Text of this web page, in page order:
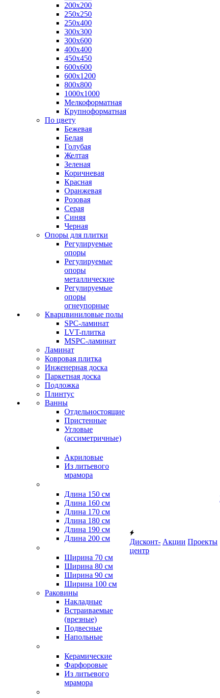
200х200
250х250
250х400
300х300
300х600
400х400
450х450
600х600
600х1200
800х800
1000х1000
Мелкоформатная
Крупноформатная
По цвету
Бежевая
Белая
Голубая
Желтая
Зеленая
Коричневая
Красная
Оранжевая
Розовая
Серая
Синяя
Черная
Опоры для плитки
Регулируемые
опоры
Регулируемые
опоры
металлические
Регулируемые
опоры
огнеупорные
Кварцвиниловые полы
SPC-ламинат
LVT-плитка
MSPC-ламинат
Ламинат
Ковровая плитка
Инженерная доска
Паркетная доска
Подложка
Плинтус
Ванны
Отдельностоящие
Пристенные
Угловые
(ассиметричные)
Акриловые
Из литьевого
мрамора
Длина 150 см
Длина 160 см
Длина 170 см
Длина 180 см
Длина 190 см
Длина 200 см
Ширина 70 см
Ширина 80 см
Ширина 90 см
Ширина 100 см
Раковины
Накладные
Встраиваемые
(врезные)
Подвесные
Напольные
Керамические
Фарфоровые
Из литьевого
мрамора
Дисконт-
центр
Акции Проекты